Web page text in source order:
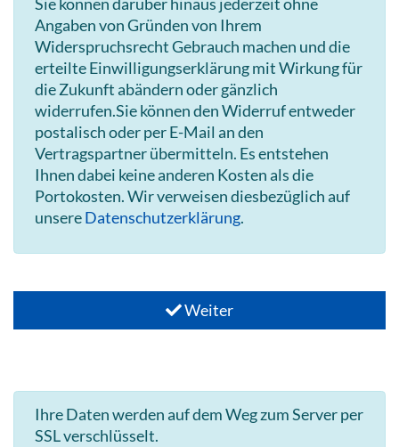
Angaben von Gründen von Ihrem
Widerspruchsrecht Gebrauch machen und die
erteilte Einwilligungserklärung mit Wirkung für
die Zukunft abändern oder gänzlich
widerrufen.Sie können den Widerruf entweder
postalisch oder per E-Mail an den
Vertragspartner übermitteln. Es entstehen
Ihnen dabei keine anderen Kosten als die
Portokosten. Wir verweisen diesbezüglich auf
unsereDatenschutzerklärung.
Weiter
Ihre Daten werden auf dem Weg zum Server per
SSL verschlüsselt.